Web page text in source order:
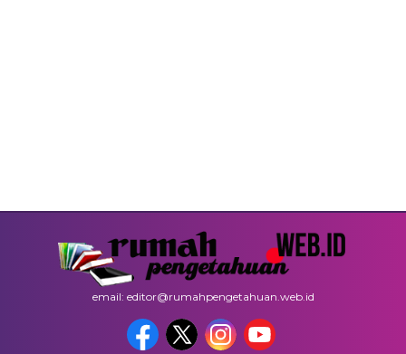
email: editor@rumahpengetahuan.web.id